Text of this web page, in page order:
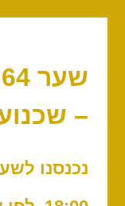
–